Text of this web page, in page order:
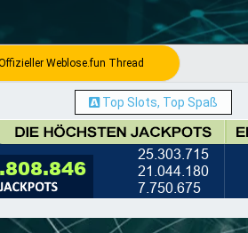
Weblose.fun Thread
Top Slots, Top Spaß